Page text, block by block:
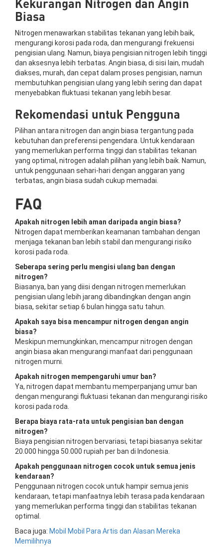
Kekurangan Nitrogen dan Angin
Biasa
Nitrogen menawarkan stabilitas tekanan yang lebih baik,
mengurangi korosi pada roda, dan mengurangi frekuensi
pengisian ulang. Namun, biaya pengisian nitrogen lebih tinggi
dan aksesnya lebih terbatas. Angin biasa, di sisi lain, mudah
diakses, murah, dan cepat dalam proses pengisian, namun
membutuhkan pengisian ulang yang lebih sering dan dapat
menyebabkan fluktuasi tekanan yang lebih besar.
Rekomendasi untuk Pengguna
Pilihan antara nitrogen dan angin biasa tergantung pada
kebutuhan dan preferensi pengendara. Untuk kendaraan
yang memerlukan performa tinggi dan stabilitas tekanan
yang optimal, nitrogen adalah pilihan yang lebih baik. Namun,
untuk penggunaan sehari-hari dengan anggaran yang
terbatas, angin biasa sudah cukup memadai.
FAQ
Apakah nitrogen lebih aman daripada angin biasa?
Nitrogen dapat memberikan keamanan tambahan dengan
menjaga tekanan ban lebih stabil dan mengurangi risiko
korosi pada roda.
Seberapa sering perlu mengisi ulang ban dengan
nitrogen?
Biasanya, ban yang diisi dengan nitrogen memerlukan
pengisian ulang lebih jarang dibandingkan dengan angin
biasa, sekitar setiap 6 bulan hingga satu tahun.
Apakah saya bisa mencampur nitrogen dengan angin
biasa?
Meskipun memungkinkan, mencampur nitrogen dengan
angin biasa akan mengurangi manfaat dari penggunaan
nitrogen murni.
Apakah nitrogen mempengaruhi umur ban?
Ya, nitrogen dapat membantu memperpanjang umur ban
dengan mengurangi fluktuasi tekanan dan mengurangi risiko
korosi pada roda.
Berapa biaya rata-rata untuk pengisian ban dengan
nitrogen?
Biaya pengisian nitrogen bervariasi, tetapi biasanya sekitar
20.000 hingga 50.000 rupiah per ban di Indonesia.
Apakah penggunaan nitrogen cocok untuk semua jenis
kendaraan?
Penggunaan nitrogen cocok untuk hampir semua jenis
kendaraan, tetapi manfaatnya lebih terasa pada kendaraan
yang memerlukan performa tinggi dan stabilitas tekanan
optimal.
Baca juga: Mobil Mobil Para Artis dan Alasan Mereka
Memilihnya